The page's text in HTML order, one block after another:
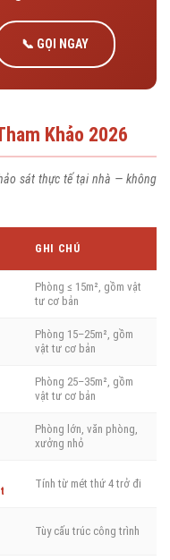
📞 GỌI NGAY
Khảo 2026
sát thực tế tại nhà — không
GHI CHÚ
Phòng ≤ 15m², gồm vật
tư cơ bản
Phòng 15–25m², gồm
vật tư cơ bản
Phòng 25–35m², gồm
vật tư cơ bản
Phòng lớn, văn phòng,
xưởng nhỏ
Tính từ mét thứ 4 trở đi
Tùy cấu trúc công trình